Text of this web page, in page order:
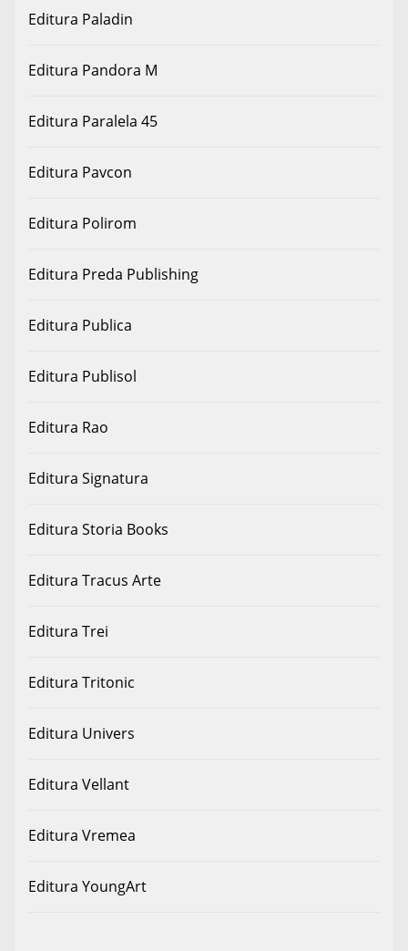
Editura Paladin
Editura Pandora M
Editura Paralela 45
Editura Pavcon
Editura Polirom
Editura Preda Publishing
Editura Publica
Editura Publisol
Editura Rao
Editura Signatura
Editura Storia Books
Editura Tracus Arte
Editura Trei
Editura Tritonic
Editura Univers
Editura Vellant
Editura Vremea
Editura YoungArt